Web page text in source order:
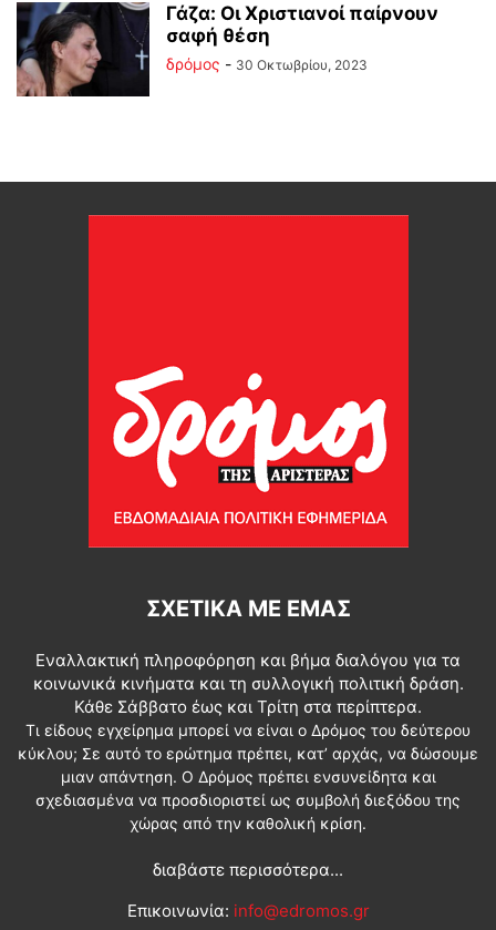
Γάζα: Οι Χριστιανοί παίρνουν
σαφή θέση
δρόμος - 30 Οκτωβρίου, 2023
ΣΧΕΤΙΚΆ ΜΕ ΕΜΆΣ
Εναλλακτική πληροφόρηση και βήμα διαλόγου για τα
κοινωνικά κινήματα και τη συλλογική πολιτική δράση.
Κάθε Σάββατο έως και Τρίτη στα περίπτερα.
Τι είδους εγχείρημα μπορεί να είναι ο Δρόμος του δεύτερου
κύκλου; Σε αυτό το ερώτημα πρέπει, κατ’ αρχάς, να δώσουμε
μιαν απάντηση. Ο Δρόμος πρέπει ενσυνείδητα και
σχεδιασμένα να προσδιοριστεί ως συμβολή διεξόδου της
χώρας από την καθολική κρίση.
διαβάστε περισσότερα...
Επικοινωνία: info@edromos.gr